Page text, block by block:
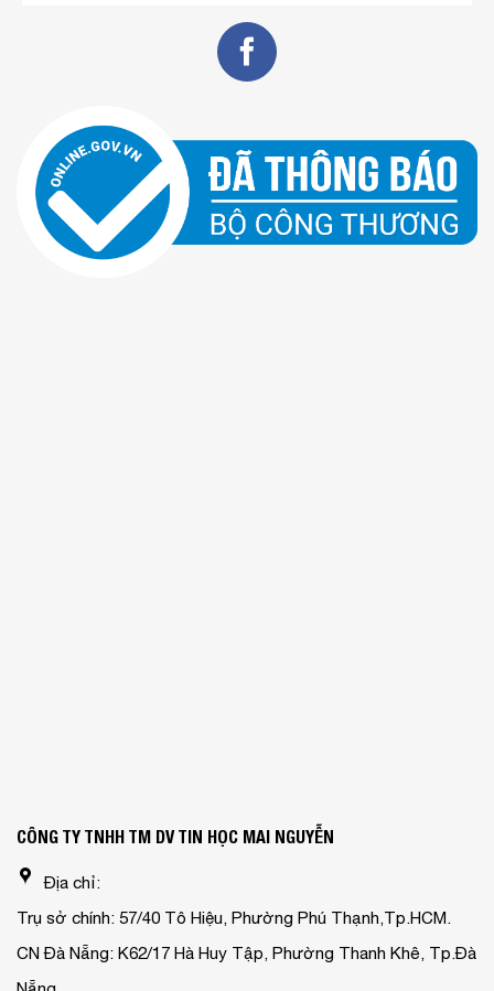
CÔNG TY TNHH TM DV TIN HỌC MAI NGUYỄN
Địa chỉ:
Trụ sở chính: 57/40 Tô Hiệu, Phường Phú Thạnh,Tp.HCM.
CN Đà Nẵng: K62/17 Hà Huy Tập, Phường Thanh Khê, Tp.Đà